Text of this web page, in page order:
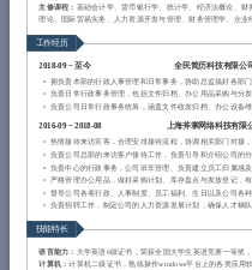
主修课程： 基础会计学、货币银行学、统计学、经济法概论、
理论、国际贸易实务、人力资源开发与管理、财务管理学、企业
工作经历
2018-09~至今 全民简历科技有限公司
拥负责本部的行政人事管理和日常事务，协助总监搞好各部门
负责日常行政事务管理，包括文件归档、办公用品采购与分
负责公司日常行政事务统筹，涵盖文件收发归档、办公设备维
2016-09~2018-08 上海斧掌网络科技有限
热情接待来访宾客，合理安排接待流程，协调相关部门对接
负责公司总部的来访客户接待工作，负责引导和介绍公司的分
负责中心的行政事务，公司班车管理、负责建立员工归属感及
严格管理办公用品，做好采购计划、库存盘点与发放登记，
督导公司各项行政、人事制度、员工福利、生日以及公司各
负责招聘工作，制定公司的人力资源发展计划，确保人才梯
技能特长
语言能力： 大学英语6级证书，荣获全国大学生英语竞赛一等奖
计算机：计算机二级证书，熟练操作windows平台上的各类应用